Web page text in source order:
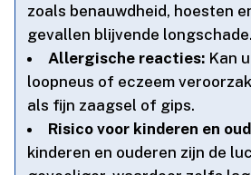
zoals benauwdheid, hoesten
gevallen blijvende longschade.​
Allergische reacties: Kan
loopneus of eczeem
als fijn zaagsel of gips.​
Risico voor kinderen en
kinderen en ouderen zijn de